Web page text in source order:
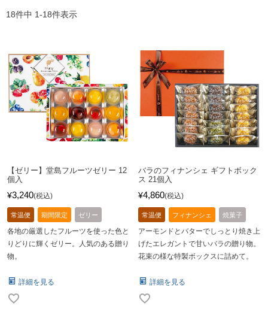
18件中 1-18件表示
【ゼリー】堂島フルーツゼリー 12
個入
¥3,240 税込
常温便 期間限定 ゼリー
各地の厳選したフルーツを使った色と
りどりに輝くゼリー。人気のある贈り
物。
詳細を見る
バラのフィナンシェ ギフトボック
ス 21個入
¥4,860 税込
常温便 フィナンシェ 焼菓子
アーモンドとバターでしっとり焼き上
げたエレガントで甘いバラの贈り物。
花束の様な特製ボックスに詰めて。
詳細を見る